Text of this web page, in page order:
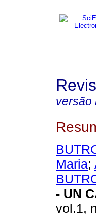
versão
Maria;
- UN
vol.1,